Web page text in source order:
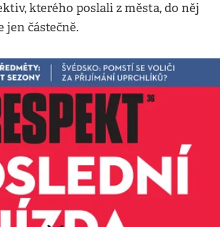
kterého poslali z města, do něj
částečně.